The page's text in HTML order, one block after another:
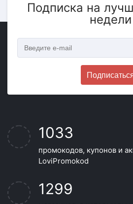
Подписка на
недели
1033
промокодов, купонов и
LoviPromokod
1299